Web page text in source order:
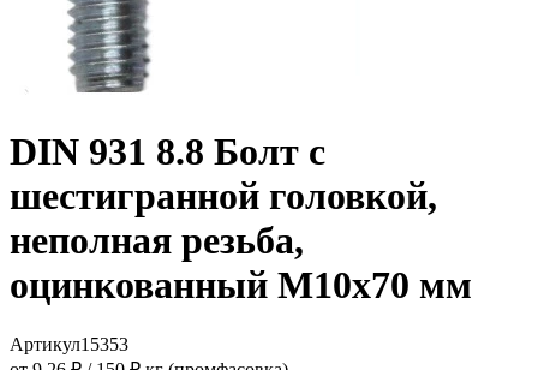
DIN 931 8.8 Болт с
шестигранной головкой,
неполная резьба,
оцинкованный M10x70 мм
Артикул15353